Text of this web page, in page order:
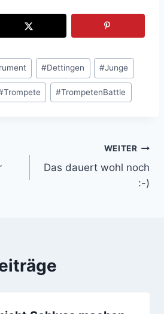
#Dettingen #Junge
Trompete #TrompetenBattle
WEITER
Das dauert wohl noch
:-)